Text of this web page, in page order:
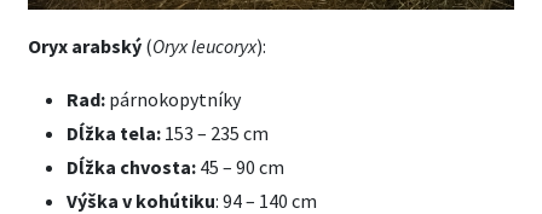
Oryx arabský (Oryx leucoryx):
Rad: párnokopytníky
Dĺžka tela: 153 – 235 cm
Dĺžka chvosta: 45 – 90 cm
Výška v kohútiku: 94 – 140 cm